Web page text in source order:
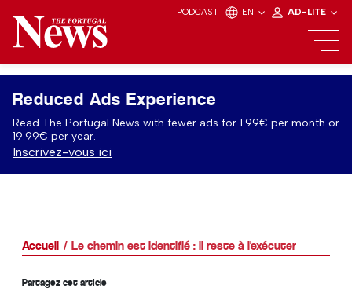
PODCAST EN AD-LITE
Reduced Ads Experience
Read The Portugal News with fewer ads for 1.99€ per month or
19.99€ per year.
Inscrivez-vous ici
Accueil Le chemin est identifié : il reste à l'exécuter
Partagez cet article